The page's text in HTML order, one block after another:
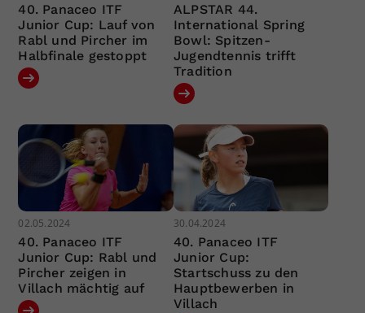
40. Panaceo ITF
Junior Cup: Lauf von
Rabl und Pircher im
Halbfinale gestoppt
ALPSTAR 44.
International Spring
Bowl: Spitzen-
Jugendtennis trifft
Tradition
02.05.2024
40. Panaceo ITF
Junior Cup: Rabl und
Pircher zeigen in
Villach mächtig auf
30.04.2024
40. Panaceo ITF
Junior Cup:
Startschuss zu den
Hauptbewerben in
Villach